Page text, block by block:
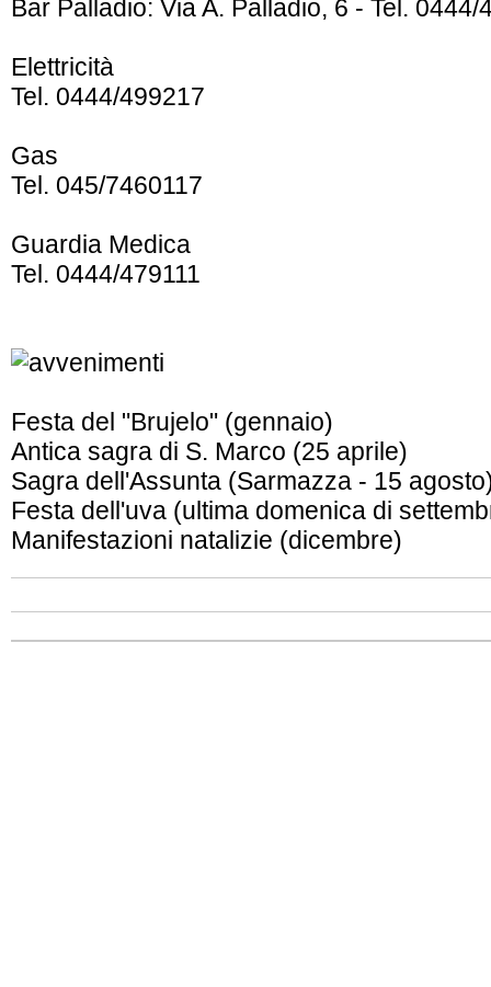
Bar Palladio: Via A. Palladio, 6 - Tel.
Elettricità
Tel. 0444/499217
Gas
Tel. 045/7460117
Guardia Medica
Tel. 0444/479111
Festa del "Brujelo" (gennaio)
Antica sagra di S. Marco (25 aprile)
Sagra dell'Assunta (Sarmazza - 15
Festa dell'uva (ultima domenica di
Manifestazioni natalizie (dicembre)